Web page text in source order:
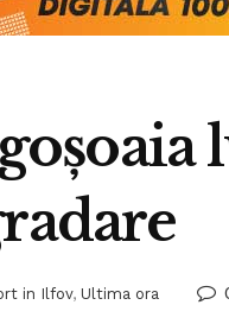
in Ilfov, Ultima ora